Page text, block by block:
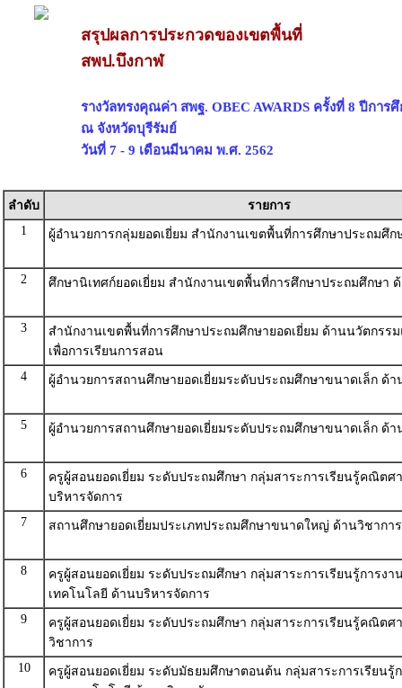
สรุปผลการประกวดของเขตพื้นที่
สพป.บึงกาฬ
รางวัลทรงคุณค่า สพฐ. OBEC AWARDS ครั้งที่ 8 ปีการ
ณ จังหวัดบุรีรัมย์
วันที่ 7 - 9 เดือนมีนาคม พ.ศ. 2562
ลำดับ
รายการ
1
ผู้อำนวยการกลุ่มยอดเยี่ยม สำนักงานเขตพื้นที่การศึกษาประถมศึ
2 ศึกษานิเทศก์ยอดเยี่ยม สำนักงานเขตพื้นที่การศึกษาประถมศึกษา
3
สำนักงานเขตพื้นที่การศึกษาประถมศึกษายอดเยี่ยม ด้านนวัตกรร
เพื่อการเรียนการสอน
4
ผู้อำนวยการสถานศึกษายอดเยี่ยมระดับประถมศึกษาขนาดเล็ก ด้า
5 ผู้อำนวยการสถานศึกษายอดเยี่ยมระดับประถมศึกษาขนาดเล็ก ด้า
6
ครูผู้สอนยอดเยี่ยม ระดับประถมศึกษา กลุ่มสาระการเรียนรู้คณิตศ
บริหารจัดการ
7
สถานศึกษายอดเยี่ยมประเภทประถมศึกษาขนาดใหญ่ ด้านวิชาการ
8
ครูผู้สอนยอดเยี่ยม ระดับประถมศึกษา กลุ่มสาระการเรียนรู้การง
เทคโนโลยี ด้านบริหารจัดการ
9
ครูผู้สอนยอดเยี่ยม ระดับประถมศึกษา กลุ่มสาระการเรียนรู้คณิตศ
วิชาการ
10
ครูผู้สอนยอดเยี่ยม ระดับมัธยมศึกษาตอนต้น กลุ่มสาระการเรียนรู้